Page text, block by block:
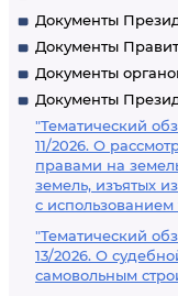
Документы
Документы
Документы
Документы
"Тематический
11/2026. О
правами на
земель, изъятых
с использованием
"Тематический
13/2026. О
самовольным